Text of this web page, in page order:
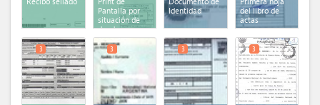
Pantalla por
situación de
deuda
Identidad
del libro de
actas
3 3 3 3